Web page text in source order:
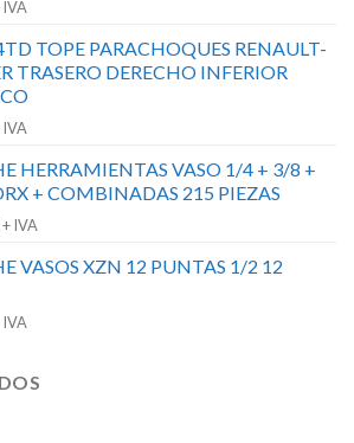
IVA
TOPE PARACHOQUES RENAULT-
TRASERO DERECHO INFERIOR
IVA
HERRAMIENTAS VASO 1/4 + 3/8 +
+ COMBINADAS 215 PIEZAS
+ IVA
VASOS XZN 12 PUNTAS 1/2 12
IVA